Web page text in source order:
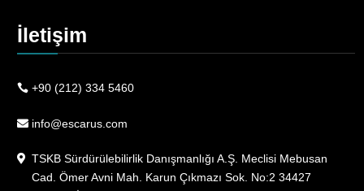
İletişim
+90 (212) 334 5460
info@escarus.com
TSKB Sürdürülebilirlik Danışmanlığı A.Ş. Meclisi Mebusan
Cad. Ömer Avni Mah. Karun Çıkmazı Sok. No:2 34427